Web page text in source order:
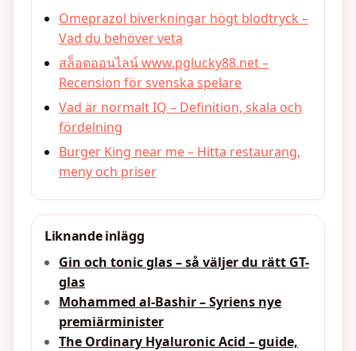
Omeprazol biverkningar högt blodtryck –
Vad du behöver veta
สล็อตออนไลน์ www.pglucky88.net –
Recension för svenska spelare
Vad är normalt IQ – Definition, skala och
fördelning
Burger King near me – Hitta restaurang,
meny och priser
Liknande inlägg
Gin och tonic glas – så väljer du rätt GT-
glas
Mohammed al-Bashir – Syriens nye
premiärminister
The Ordinary Hyaluronic Acid – guide,